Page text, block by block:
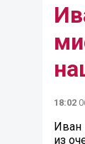
18:02
Иван
из